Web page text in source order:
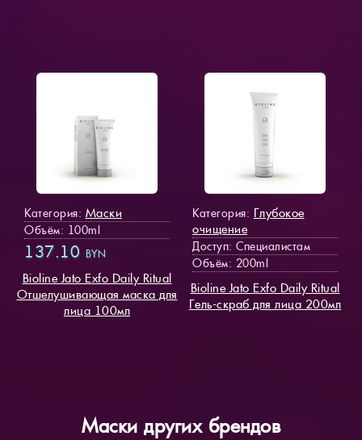
Категория: Маски
Объём: 100ml
137.10 BYN
Bioline Jato Exfo Daily Ritual
Отшелушивающая маска для
лица 100мл
Категория: Глубокое
очищение
Доступ: Специалистам
Объём: 200ml
Bioline Jato Exfo Daily Ritual
Гель-скраб для лица 200мл
Маски других брендов